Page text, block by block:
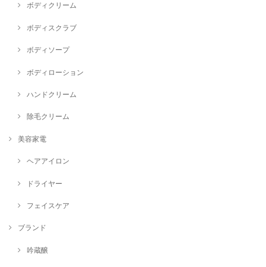
ボディクリーム
ボディスクラブ
ボディソープ
ボディローション
ハンドクリーム
除毛クリーム
美容家電
ヘアアイロン
ドライヤー
フェイスケア
ブランド
吟蔵醸